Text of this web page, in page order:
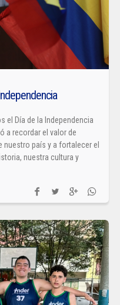
el Día de la Independencia
a recordar el valor de
país y a fortalecer el
nuestra cultura y